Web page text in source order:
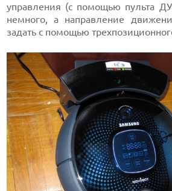
управления (с помощью пульта
немного, а направление
задать с помощью